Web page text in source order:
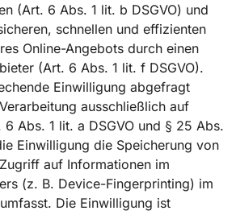
(Art. 6 Abs. 1 lit. b DSGVO) und
schnellen und effizienten
Online-Angebots durch einen
(Art. 6 Abs. 1 lit. f DSGVO).
Einwilligung abgefragt
ausschließlich auf
Abs. 1 lit. a DSGVO und § 25 Abs.
Einwilligung die Speicherung von
auf Informationen im
(z. B. Device-Fingerprinting) im
Die Einwilligung ist